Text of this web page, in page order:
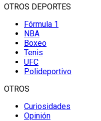
OTROS DEPORTES
Fórmula 1
NBA
Boxeo
Tenis
UFC
Polideportivo
OTROS
Curiosidades
Opinión